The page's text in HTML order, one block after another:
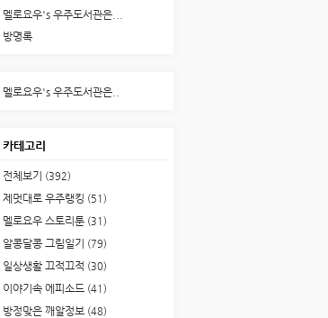
멜로요우's 우주도서관은...
방명록
멜로요우's 우주도서관은..
카테고리
전체보기 (392)
제멋대로 우주랭킹 (51)
멜로요우 스토리툰 (31)
알콩달콩 그림일기 (79)
일상생활 끄적끄적 (30)
이야기속 에피소드 (41)
방정맞은 깨알정보 (48)